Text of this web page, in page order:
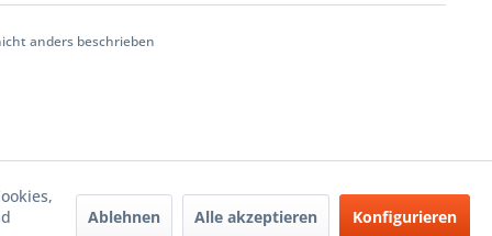
anders beschrieben
Ablehnen Alle akzeptieren Konfigurieren